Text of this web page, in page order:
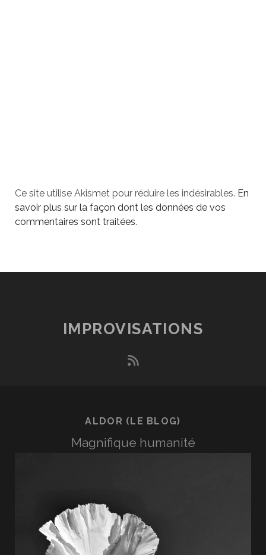
Ce site utilise Akismet pour réduire les indésirables. En
savoir plus sur la façon dont les données de vos
commentaires sont traitées.
IMPROVISATIONS
rss
ALDOR (LE BLOG)
Magnifique humanité